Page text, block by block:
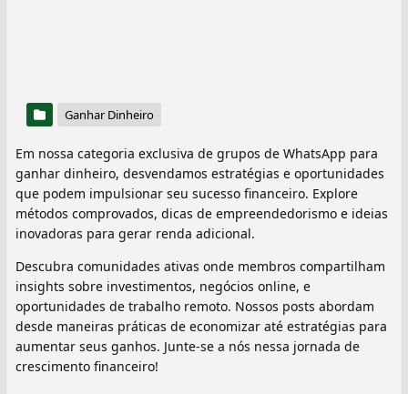
Ganhar Dinheiro
Em nossa categoria exclusiva de grupos de WhatsApp para
ganhar dinheiro, desvendamos estratégias e oportunidades
que podem impulsionar seu sucesso financeiro. Explore
métodos comprovados, dicas de empreendedorismo e ideias
inovadoras para gerar renda adicional.
Descubra comunidades ativas onde membros compartilham
insights sobre investimentos, negócios online, e
oportunidades de trabalho remoto. Nossos posts abordam
desde maneiras práticas de economizar até estratégias para
aumentar seus ganhos. Junte-se a nós nessa jornada de
crescimento financeiro!